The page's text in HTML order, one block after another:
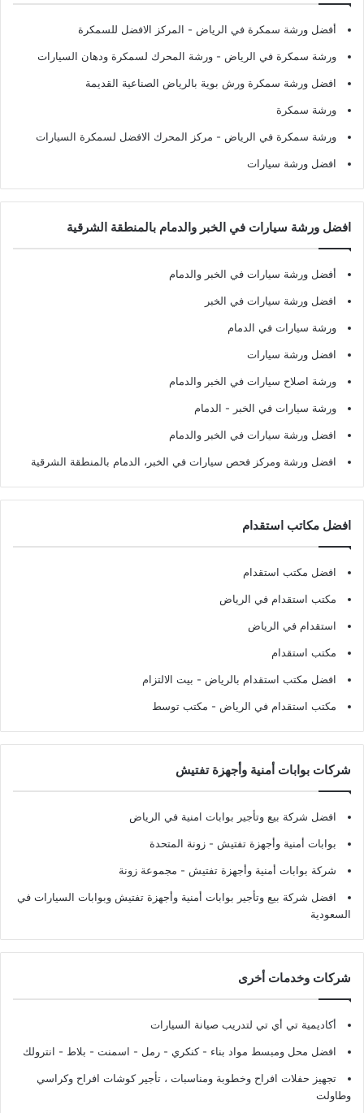
أفضل ورشة سمكرة في الرياض - المركز الافضل للسمكرة
ورشة سمكرة في الرياض - ورشة المحرك لسمكرة ودهان السيارات
افضل ورشة سمكرة ورش بوية بالرياض الصناعية القديمة
ورشة سمكرة
ورشة سمكرة في الرياض - مركز المحرك الافضل لسمكرة السيارات
افضل ورشة سيارات
افضل ورشة سيارات في الخبر والدمام بالمنطقة الشرقية
أفضل ورشة سيارات في الخبر والدمام
افضل ورشة سيارات في الخبر
ورشة سيارات في الدمام
افضل ورشة سيارات
ورشة اصلاح سيارات في الخبر والدمام
ورشة سيارات في الخبر - الدمام
افضل ورشة سيارات في الخبر والدمام
افضل ورشة ومركز فحص سيارات في الخبر، الدمام بالمنطقة الشرقية
افضل مكاتب استقدام
افضل مكتب استقدام
مكتب استقدام في الرياض
استقدام في الرياض
مكتب استقدام
افضل مكتب استقدام بالرياض - بيت الالتزام
مكتب استقدام في الرياض - مكتب توسط
شركات بوابات أمنية وأجهزة تفتيش
افضل شركة بيع وتأجير بوابات امنية في الرياض
بوابات أمنية وأجهزة تفتيش - زونة المتحدة
شركة بوابات أمنية وأجهزة تفتيش - مجموعة زونة
افضل شركة بيع وتأجير بوابات أمنية وأجهزة تفتيش وبوابات السيارات في
السعودية
شركات وخدمات أخرى
أكاديمية تي أي تي لتدريب صيانة السيارات
افضل محل ومبسط مواد بناء - كنكري - رمل - اسمنت - بلاط - انترولك
تجهيز حفلات افراح وخطوبة ومناسبات ، تأجير كوشات افراح وكراسي
وطاولت